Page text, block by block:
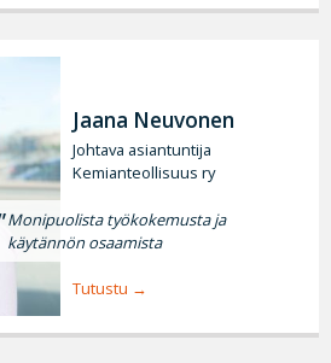
Jaana Neuvonen
Johtava asiantuntija
Kemianteollisuus ry
Monipuolista työkokemusta ja
käytännön osaamista
Tutustu